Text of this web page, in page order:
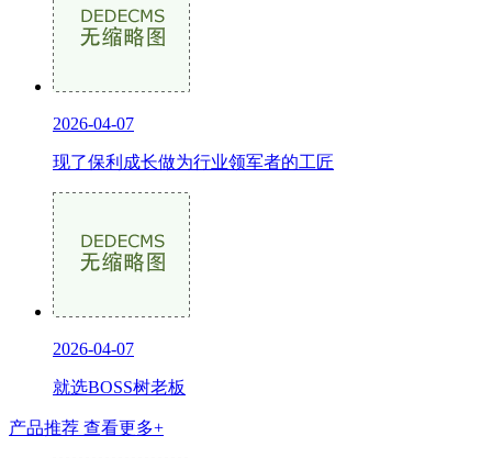
2026-04-07
现了保利成长做为行业领军者的工匠
2026-04-07
就选BOSS树老板
产品推荐 查看更多+